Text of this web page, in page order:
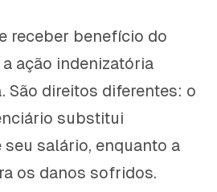
receber benefício do
ação indenizatória
São direitos diferentes: o
substitui
salário, enquanto a
os danos sofridos.